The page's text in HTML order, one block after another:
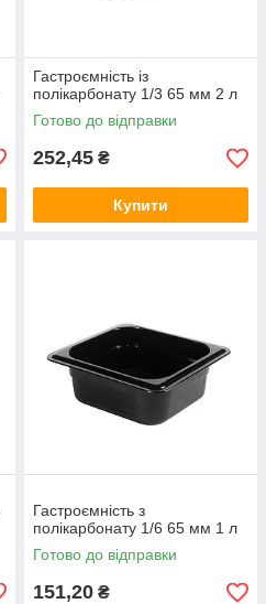
Гастроємність із
полікарбонату 1/3 65 мм 2 л
Готово до відправки
252,45 ₴
Купити
Гастроємність з
полікарбонату 1/6 65 мм 1 л
Готово до відправки
151,20 ₴